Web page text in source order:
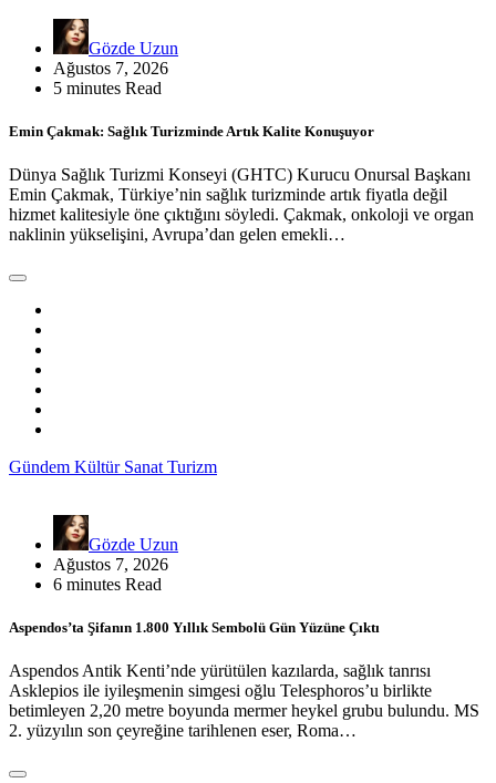
Gözde Uzun
Ağustos 7, 2026
5 minutes Read
Emin Çakmak: Sağlık Turizminde Artık Kalite Konuşuyor
Dünya Sağlık Turizmi Konseyi (GHTC) Kurucu Onursal Başkanı
Emin Çakmak, Türkiye’nin sağlık turizminde artık fiyatla değil
hizmet kalitesiyle öne çıktığını söyledi. Çakmak, onkoloji ve organ
naklinin yükselişini, Avrupa’dan gelen emekli…
Gündem Kültür Sanat Turizm
Gözde Uzun
Ağustos 7, 2026
6 minutes Read
Aspendos’ta Şifanın 1.800 Yıllık Sembolü Gün Yüzüne Çıktı
Aspendos Antik Kenti’nde yürütülen kazılarda, sağlık tanrısı
Asklepios ile iyileşmenin simgesi oğlu Telesphoros’u birlikte
betimleyen 2,20 metre boyunda mermer heykel grubu bulundu. MS
2. yüzyılın son çeyreğine tarihlenen eser, Roma…